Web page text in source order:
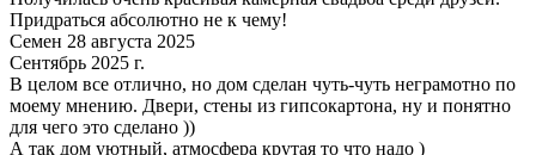
Придраться абсолютно не к чему!
Семен 28 августа 2025
Сентябрь 2025 г.
В целом все отлично, но дом сделан чуть-чуть неграмотно по
моему мнению. Двери, стены из гипсокартона, ну и понятно
для чего это сделано ))
А так дом уютный, атмосфера крутая то что надо )